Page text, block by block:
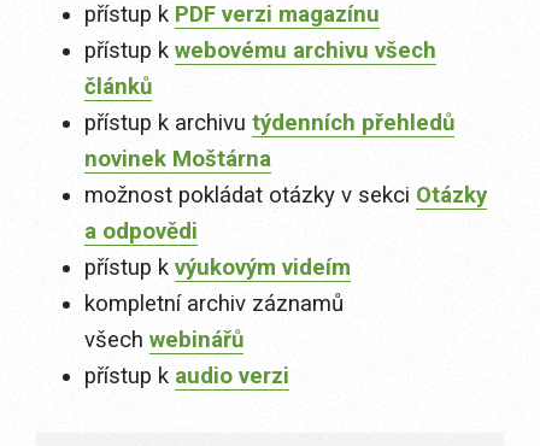
přístup k PDF verzi magazínu
přístup k webovému archivu všech
článků
přístup k archivu týdenních přehledů
novinek Moštárna
možnost pokládat otázky v sekci Otázky
a odpovědi
přístup k výukovým videím
kompletní archiv záznamů
všech webinářů
přístup k audio verzi